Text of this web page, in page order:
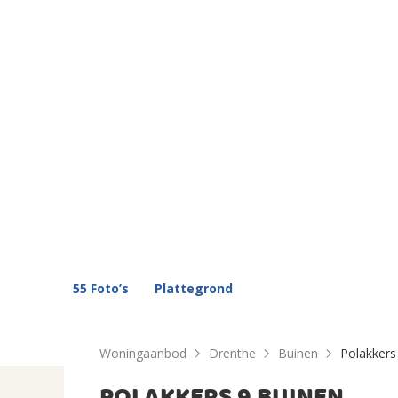
55 Foto’s Plattegrond
Woningaanbod Drenthe Buinen